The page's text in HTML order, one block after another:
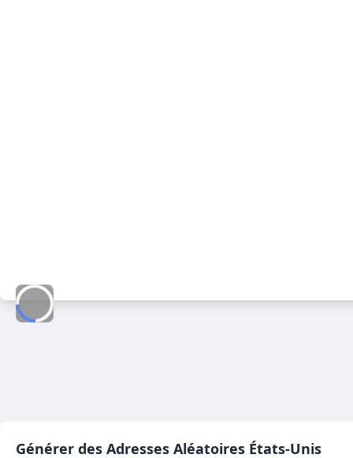
Générer des Adresses Aléatoires États-Unis